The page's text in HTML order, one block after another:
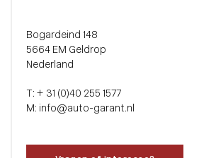
Bogardeind 148
5664 EM Geldrop
Nederland
T: + 31 (0)40 255 1577
M: info@auto-garant.nl